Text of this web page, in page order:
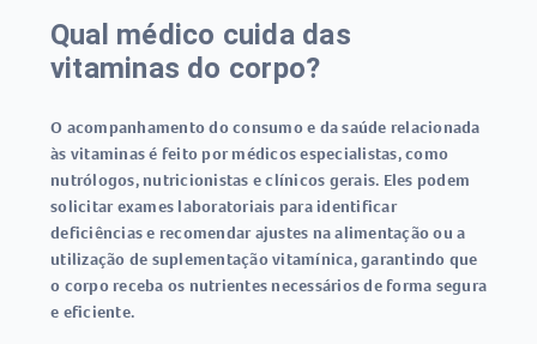
Qual médico cuida das
vitaminas do corpo?
O acompanhamento do consumo e da saúde relacionada
às vitaminas é feito por médicos especialistas, como
nutrólogos, nutricionistas eclínicos gerais. Eles podem
solicitar exames laboratoriais para identificar
deficiências e recomendar ajustes na alimentação ou a
utilização de suplementação vitamínica, garantindo que
o corpo receba os nutrientes necessários de forma segura
e eficiente.